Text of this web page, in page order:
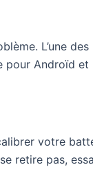
L’une
Androïd et
votre
retire pas,